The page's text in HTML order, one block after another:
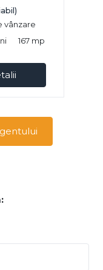
vânzare
167 mp